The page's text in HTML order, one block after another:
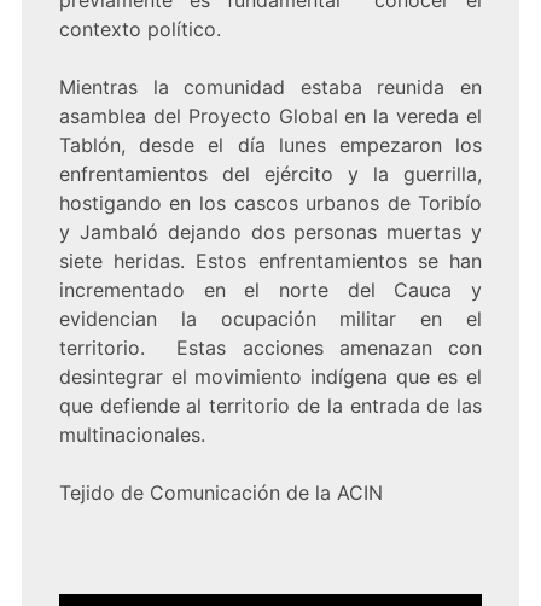
contexto político.
Mientras la comunidad estaba reunida en
asamblea del Proyecto Global en la vereda el
Tablón, desde el día lunes empezaron los
enfrentamientos del ejército y la guerrilla,
hostigando en los cascos urbanos de Toribío
y Jambaló dejando dos personas muertas y
siete heridas. Estos enfrentamientos se han
incrementado en el norte del Cauca y
evidencian la ocupación militar en el
territorio. Estas acciones amenazan con
desintegrar el movimiento indígena que es el
que defiende al territorio de la entrada de las
multinacionales.
Tejido de Comunicación de la ACIN